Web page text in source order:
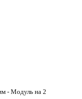
- Модуль на 2